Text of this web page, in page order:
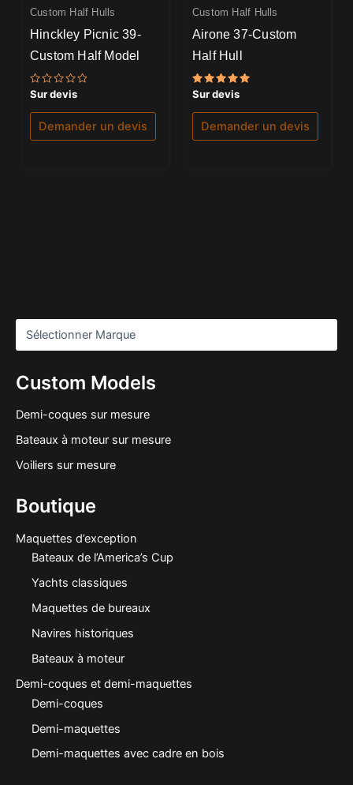
Custom Models
Demi-coques sur mesure
Bateaux à moteur sur mesure
Voiliers sur mesure
Boutique
Maquettes d’exception
Bateaux de l’America’s Cup
Yachts classiques
Maquettes de bureaux
Navires historiques
Bateaux à moteur
Demi-coques et demi-maquettes
Demi-coques
Demi-maquettes
Demi-maquettes avec cadre en bois
Custom Half Hulls
Hinckley Picnic 39-
Custom Half Model
Note
0
sur
Sur devis
Demander un devis
Custom Half Hulls
Airone 37-Custom
Half Hull
Note
5.00
sur 5
Sur devis
Demander un devis